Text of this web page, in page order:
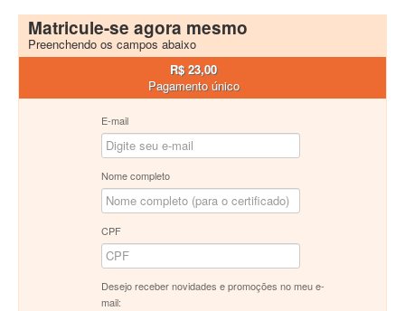
Matricule-se agora mesmo
Preenchendo os campos abaixo
R$ 23,00
Pagamento único
E-mail
Nome completo
CPF
Desejo receber novidades e promoções no meu e-
mail: